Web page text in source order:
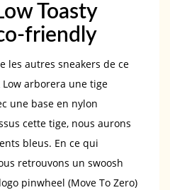
Toasty
friendly
les autres sneakers de ce
arborera une tige
une base en nylon
cette tige, nous aurons
bleus. En ce qui
retrouvons un swoosh
pinwheel (Move To Zero)